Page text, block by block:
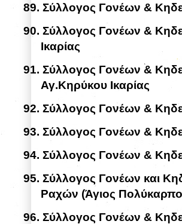
89. Σύλλογος Γονέων &
90. Σύλλογος Γονέων &
Ικαρίας
91. Σύλλογος Γονέων &
Αγ.Κηρύκου Ικαρίας
92. Σύλλογος Γονέων &
93. Σύλλογος Γονέων &
94. Σύλλογος Γονέων &
95. Σύλλογος Γονέων και
Ραχών (Άγιος
96. Σύλλογος Γονέων &